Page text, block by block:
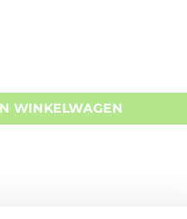
WINKELWAGEN